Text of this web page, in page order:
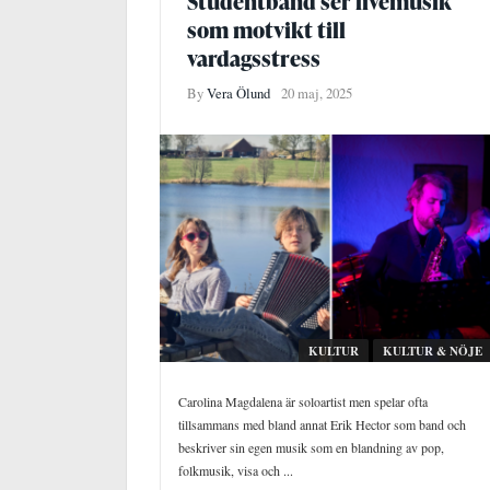
som motvikt till
vardagsstress
ByVera Ölund 20 maj, 2025
KULTUR KULTUR & NÖJE
Carolina Magdalena är soloartist men spelar ofta
tillsammans med bland annat Erik Hector som band och
beskriver sin egen musik som en blandning av pop,
folkmusik, visa och ...